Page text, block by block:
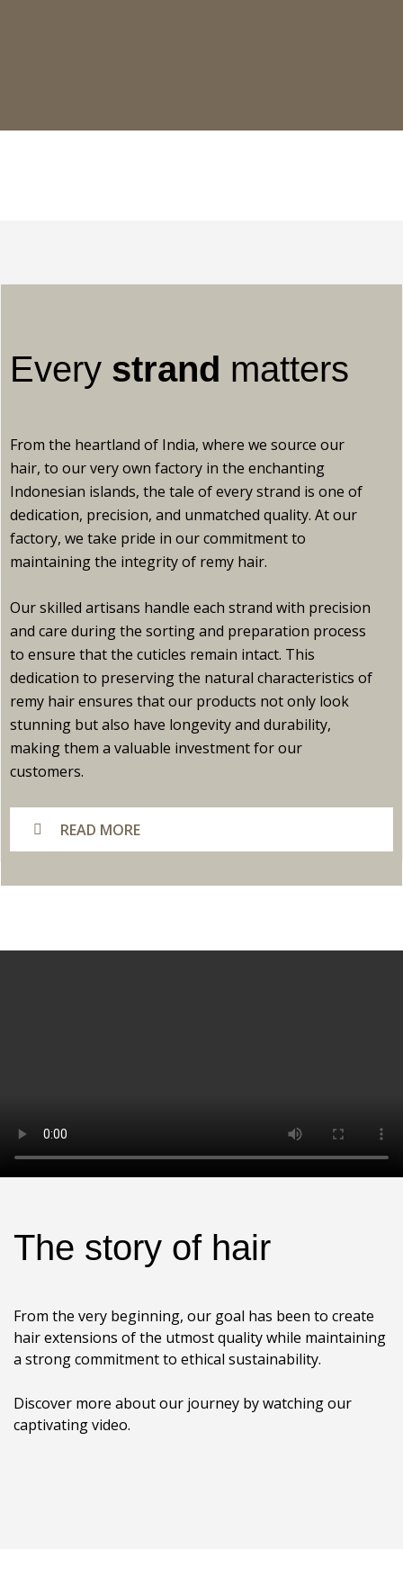
Every strand matters
From the heartland of India, where we source our
hair, to our very own factory in the enchanting
Indonesian islands, the tale of every strand is one of
dedication, precision, and unmatched quality. At our
factory, we take pride in our commitment to
maintaining the integrity of remy hair.
Our skilled artisans handle each strand with precision
and care during the sorting and preparation process
to ensure that the cuticles remain intact. This
dedication to preserving the natural characteristics of
remy hair ensures that our products not only look
stunning but also have longevity and durability,
making them a valuable investment for our
customers.
READ MORE
The story of hair
From the very beginning, our goal has been to create
hair extensions of the utmost quality while maintaining
a strong commitment to ethical sustainability.
Discover more about our journey by watching our
captivating video.